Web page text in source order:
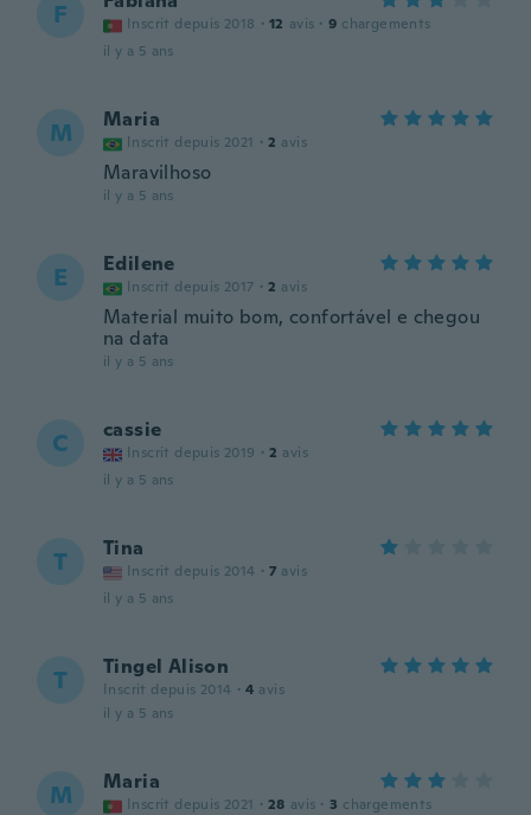
F Inscrit depuis 2018 · 12 avis · 9 chargements
il y a 5 ans
M Maria
Inscrit depuis 2021 · 2 avis
Maravilhoso
il y a 5 ans
E Edilene
Inscrit depuis 2017 · 2 avis
Material muito bom, confortável e chegou
na data
il y a 5 ans
C cassie
Inscrit depuis 2019 · 2 avis
il y a 5 ans
T Tina
Inscrit depuis 2014 · 7 avis
il y a 5 ans
T Tingel Alison
Inscrit depuis 2014 · 4 avis
il y a 5 ans
M Maria
Inscrit depuis 2021 · 28 avis · 3 chargements